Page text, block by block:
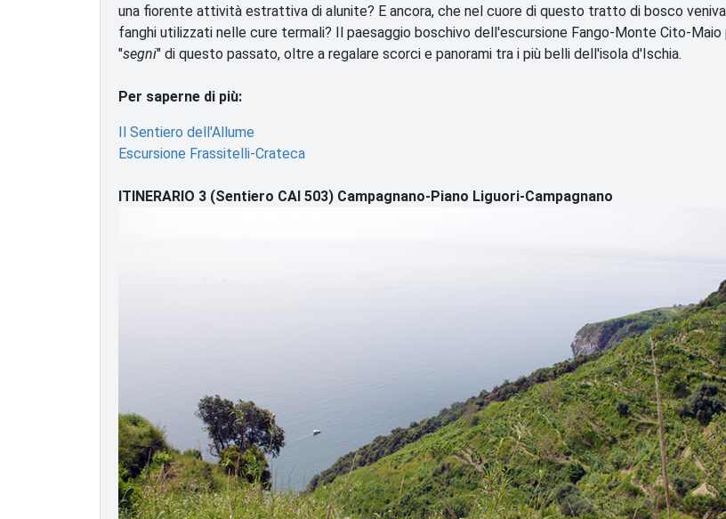
una fiorente attività estrattiva di alunite? E ancora, che nel cuore di questo tratto di bosco
fanghi utilizzati nelle cure termali? Il paesaggio boschivo dell'escursione Fango-Monte Cito-Maio
"segni" di questo passato, oltre a regalare scorci e panorami tra i più belli dell'isola d'Ischia.
Per saperne di più:
Il Sentiero dell'Allume
Escursione Frassitelli-Crateca
ITINERARIO 3 (Sentiero CAI 503) Campagnano-Piano Liguori-Campagnano